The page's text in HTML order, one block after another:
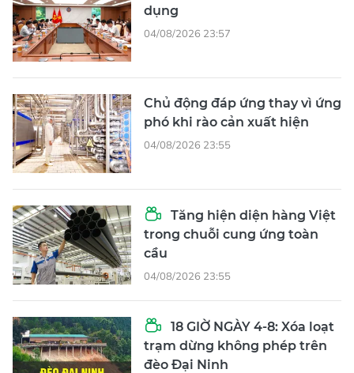
dụng
04/08/2026 23:57
Chủ động đáp ứng thay vì ứng
phó khi rào cản xuất hiện
04/08/2026 23:55
Tăng hiện diện hàng Việt
trong chuỗi cung ứng toàn
cầu
04/08/2026 23:55
18 GIỜ NGÀY 4-8: Xóa loạt
trạm dừng không phép trên
đèo Đại Ninh